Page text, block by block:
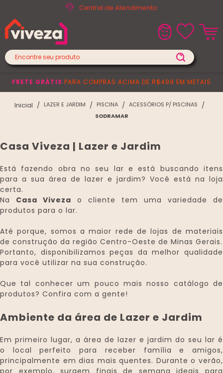
Central de Atendimento
FRETE GRÁTIS PARA COMPRAS ACIMA DE R$499 EM METAIS
LAZER E JARDIM PISCINA
ACESSÓRIOS P/ PISCINAS
SODRAMAR
Casa Viveza | Lazer e Jardim
Está fazendo obra no seu lar e está buscando itens
para a sua área de lazer e jardim? Você está na loja
certa.
Na Casa Viveza o cliente tem uma variedade de
produtos para o lar.
Até porque, somos a maior rede de lojas de materiais
de construção da região Centro-Oeste de Minas Gerais.
Portanto, disponibilizamos peças da melhor qualidade
para você utilizar na sua construção.
Que tal conhecer um pouco mais nosso catálogo de
produtos? Confira com a gente!
Ambiente da área de Lazer e Jardim
Em primeiro lugar, a área de lazer e jardim do seu lar é
o local perfeito para receber família e amigos,
principalmente em dias mais quentes. Durante o verão,
por exemplo, surgem finais de semana ideais para